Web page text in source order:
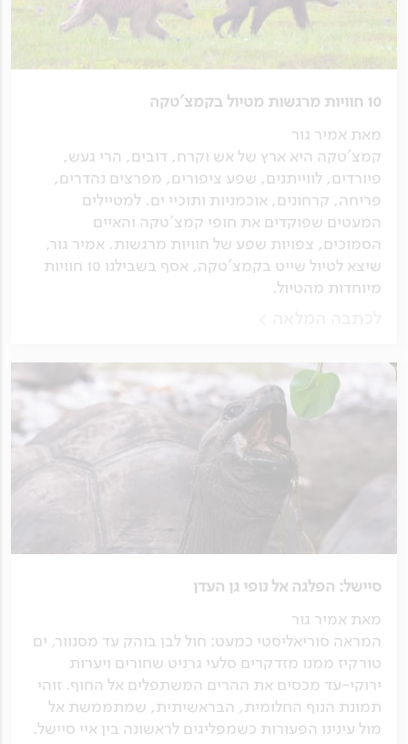
10 חוויות מרגשות מטיול בקמצ'טקה
מאת אמיר גור
קמצ'טקה היא ארץ של אש וקרח, דובים, הרי געש,
פיורדים, לווייתנים, שפע ציפורים, מפרצים נהדרים,
פריחה, קרחונים, אוכמניות ותוכיי ים. למטיילים
המעטים שפוקדים את חופי קמצ'טקה והאיים
הסמוכים, צפויות שפע של חוויות מרגשות. אמיר גור,
שיצא לטיול שייט בקמצ'טקה, אסף בשבילנו 10 חוויות
מיוחדות מהטיול.
סיישל: הפלגה אל נופי גן העדן
מאת אמיר גור
המראה סוריאליסטי כמעט: חול לבן בוהק עד מסנוור, ים
טורקיז ממנו מזדקרים סלעי גרניט שחורים ויערות
ירוקי-עד מכסים את ההרים המשתפלים אל החוף. זוהי
תמונת הנוף החלומית, הבראשיתית, שמתממשת אל
מול עינינו הפעורות כשמפליגים לראשונה בין איי סיישל.